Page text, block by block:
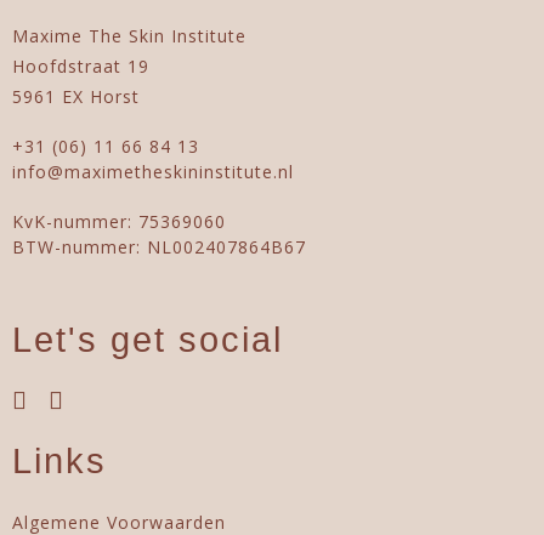
Maxime The Skin Institute
Hoofdstraat 19
5961 EX Horst
+31 (06) 11 66 84 13
info@maximetheskininstitute.nl
KvK-nummer: 75369060
BTW-nummer: NL002407864B67
Let's get social
Links
Algemene Voorwaarden